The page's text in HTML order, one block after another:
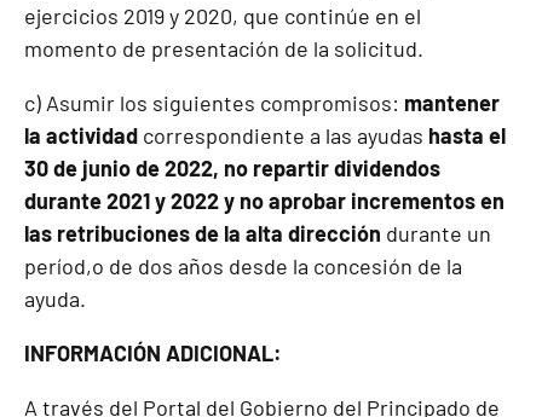
ejercicios 2019 y 2020, que continúe en el
momento de presentación de la solicitud.
c) Asumir los siguientes compromisos: mantener
la actividad correspondiente a las ayudas hasta el
30 de junio de 2022, no repartir dividendos
durante 2021 y 2022 y no aprobar incrementos en
las retribuciones de la alta dirección durante un
períod,o de dos años desde la concesión de la
ayuda.
INFORMACIÓN ADICIONAL:
A través del Portal del Gobierno del Principado de